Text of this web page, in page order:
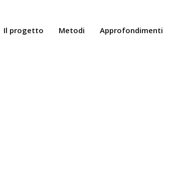
Il progetto Metodi Approfondimenti